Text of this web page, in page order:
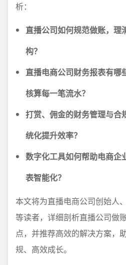
析：
直播公司如何规范做账，理
构？
直播电商公司财务报表有哪
核算每一笔流水？
打赏、佣金的财务管理与合
统化提升效率？
数字化工具如何帮助电商企
表智能化？
本文将为直播电商公司创始人
等读者，详细剖析直播公司做
点，并推荐高效的解决方案，
规、高效成长。